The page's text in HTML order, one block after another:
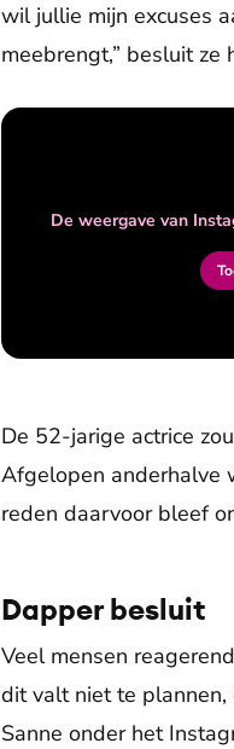
wil jullie mijn excuses
meebrengt,” besluit
De weergave van
De 52-jarige actrice
Afgelopen anderhalve
reden daarvoor bleef
Dapper besluit
Veel mensen
dit valt niet te plannen,
Sanne onder het